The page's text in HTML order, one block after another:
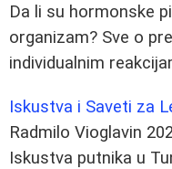
Da li su hormonske
organizam? Sve o
individualnim
Iskustva i Saveti za
Radmilo Vioglavin
Iskustva putnika u